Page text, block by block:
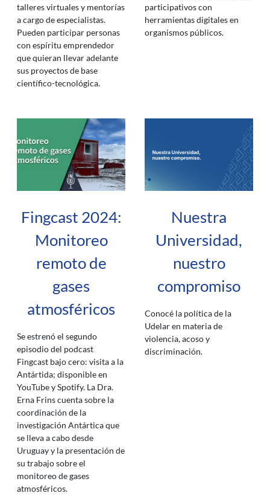
talleres virtuales y mentorías
a cargo de especialistas.
Pueden participar personas
con espíritu emprendedor
que quieran llevar adelante
sus proyectos de base
científico-tecnológica.
participativos con
herramientas digitales en
organismos públicos.
Fingcast 2024:
Monitoreo
remoto de
gases
atmosféricos
Se estrenó el segundo
episodio del podcast
Fingcast bajo cero: visita a la
Antártida; disponible en
YouTube y Spotify. La Dra.
Erna Frins cuenta sobre la
coordinación de la
investigación Antártica que
se lleva a cabo desde
Uruguay y la presentación de
su trabajo sobre el
monitoreo de gases
atmosféricos.
Nuestra
Universidad,
nuestro
compromiso
Conocé la política de la
Udelar en materia de
violencia, acoso y
discriminación.